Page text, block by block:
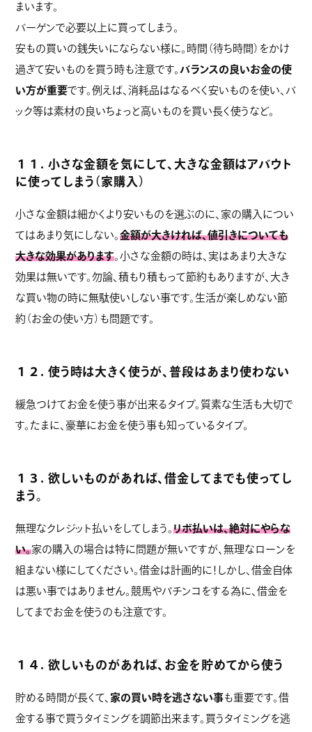
まいます。
バーゲンで必要以上に買ってしまう。
安もの買いの銭失いにならない様に。時間（待ち時間）をかけ
過ぎて安いものを買う時も注意です。 バランスの良いお金の使
い方が重要です。例えば、消耗品はなるべく安いものを使い、バ
ック等は素材の良いちょっと高いものを買い長く使うなど。
１１. 小さな金額を気にして、大きな金額はアバウト
に使ってしまう（家購入）
小さな金額は細かくより安いものを選ぶのに、家の購入につい
てはあまり気にしない。金額が大きければ、値引きについても
大きな効果があります。小さな金額の時は、実はあまり大きな
効果は無いです。勿論、積もり積もって節約もありますが、大き
な買い物の時に無駄使いしない事です。生活が楽しめない節
約（お金の使い方）も問題です。
１２. 使う時は大きく使うが、普段はあまり使わない
緩急つけてお金を使う事が出来るタイプ。質素な生活も大切で
す。たまに、豪華にお金を使う事も知っているタイプ。
１３. 欲しいものがあれば、借金してまでも使ってし
まう。
無理なクレジット払いをしてしまう。リボ払いは、絶対にやらな
い。家の購入の場合は特に問題が無いですが、無理なローンを
組まない様にしてください。借金は計画的に！しかし、借金自体
は悪い事ではありません。競馬やパチンコをする為に、借金を
してまでお金を使うのも注意です。
１４. 欲しいものがあれば、お金を貯めてから使う
貯める時間が長くて、 家の買い時を逃さない事も重要です。借
金する事で買うタイミングを調節出来ます。買うタイミングを逃